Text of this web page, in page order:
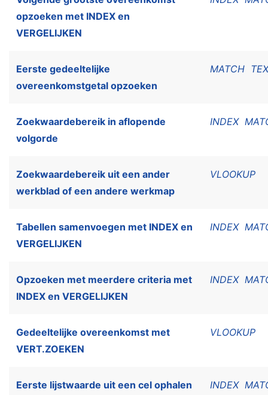
opzoeken met INDEX en
VERGELIJKEN
Eerste gedeeltelijke
overeenkomstgetal opzoeken
MATCH
Zoekwaardebereik in aflopende
volgorde
INDEX
Zoekwaardebereik uit een ander
werkblad of een andere werkmap
VLOOKUP
Tabellen samenvoegen met INDEX en
VERGELIJKEN
INDEX
Opzoeken met meerdere criteria met
INDEX en VERGELIJKEN
INDEX
Gedeeltelijke overeenkomst met
VERT.ZOEKEN
VLOOKUP
Eerste lijstwaarde uit een cel ophalen INDEX